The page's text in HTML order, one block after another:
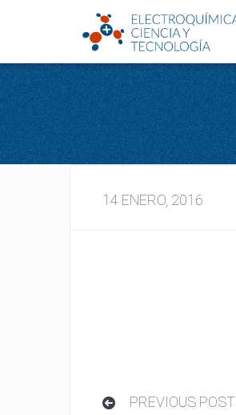
14 ENERO, 2016
PREVIOUS POST